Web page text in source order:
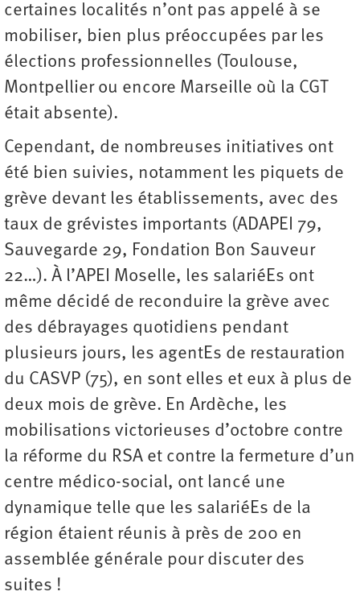
certaines localités n’ont pas appelé à se
mobiliser, bien plus préoccupées par les
élections professionnelles (Toulouse,
Montpellier ou encore Marseille où la CGT
était absente).
Cependant, de nombreuses initiatives ont
été bien suivies, notamment les piquets de
grève devant les établissements, avec des
taux de grévistes importants (ADAPEI 79,
Sauvegarde 29, Fondation Bon Sauveur
22…). À l’APEI Moselle, les salariéEs ont
même décidé de reconduire la grève avec
des débrayages quotidiens pendant
plusieurs jours, les agentEs de restauration
du CASVP (75), en sont elles et eux à plus de
deux mois de grève. En Ardèche, les
mobilisations victorieuses d’octobre contre
la réforme du RSA et contre la fermeture d’un
centre médico-social, ont lancé une
dynamique telle que les salariéEs de la
région étaient réunis à près de 200 en
assemblée générale pour discuter des
suites !